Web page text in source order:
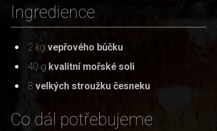
Ingredience
2 kgvepřového bůčku
40 g kvalitní mořské soli
8velkých stroužku česneku
Co dál potřebujeme